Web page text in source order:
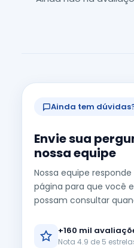
Ainda tem
Envie sua
nossa equipe
Nossa equipe
página para que você
possam consultar
+160 mil
Nota 4.9 de 5